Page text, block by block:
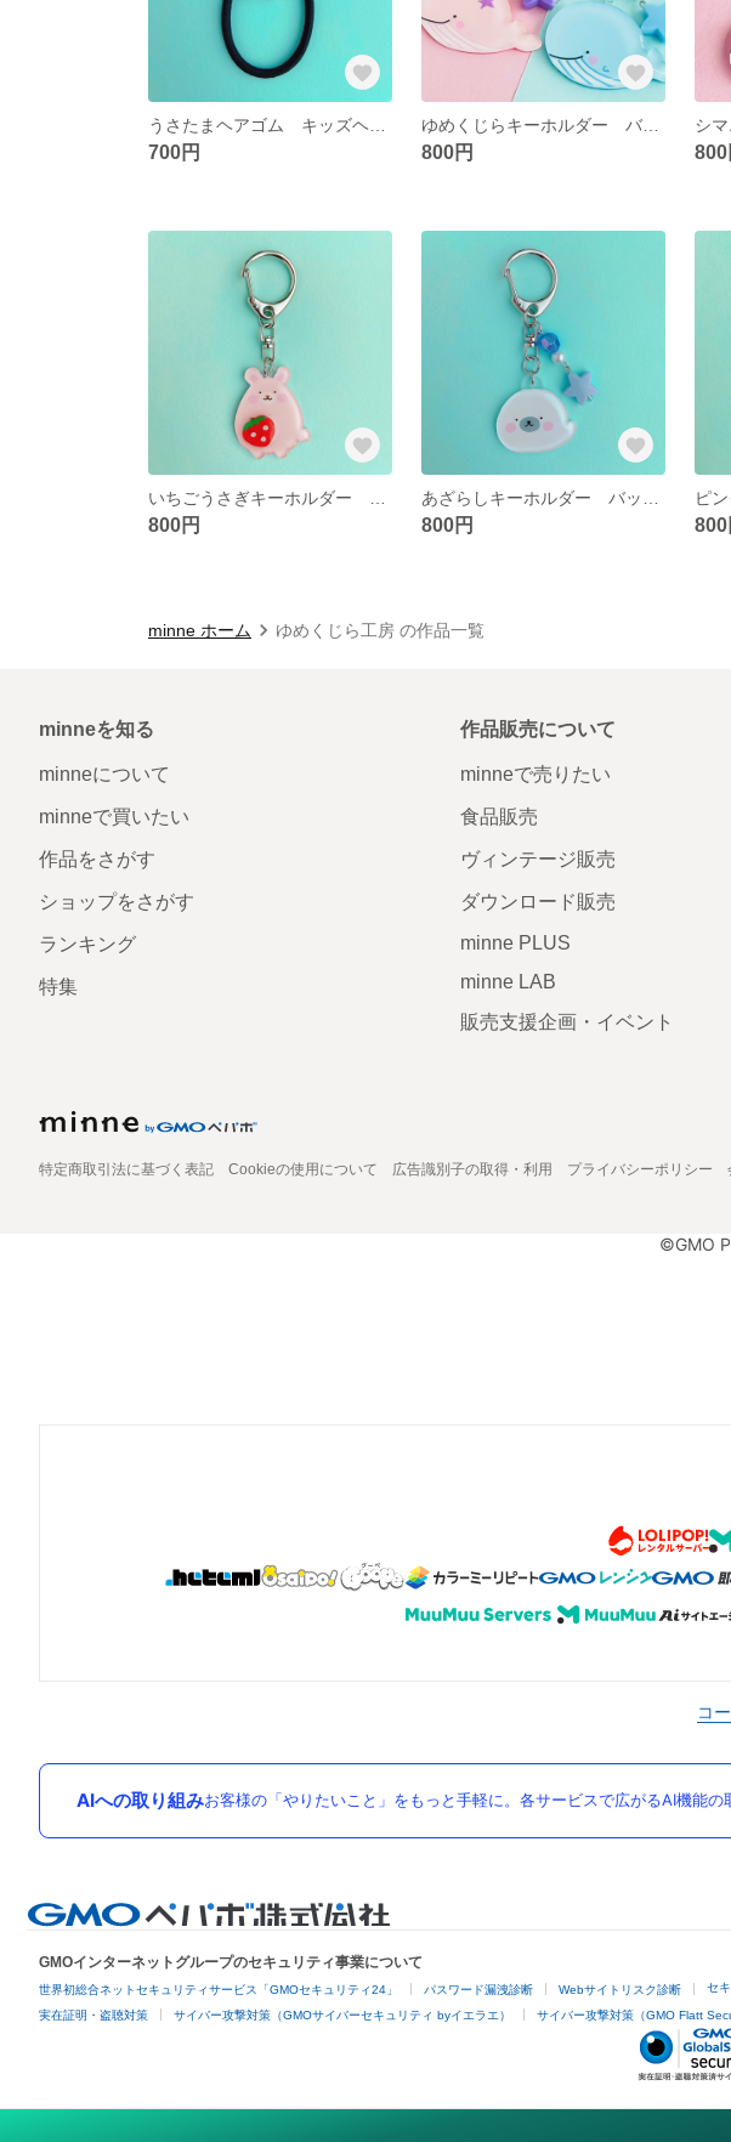
700円
ゆめくじらキーホルダー バッグチャーム プチギフト
800円 800
800円 800円 800
minne ホーム ゆめくじら工房 の作品一覧
minneを知る
minneについて
minneで買いたい
作品をさがす
ショップをさがす
ランキング
特集
作品販売について
minneで売りたい
食品販売
ヴィンテージ販売
ダウンロード販売
minne PLUS
minne LAB
販売支援企画・イベント
特定商取引法に基づく表記 Cookieの使用について 広告識別子の取得・利用 プライバシーポリシー
©GMO
コ
AIへの取り組みお客様の「やりたいこと」をもっと手軽に。各サービスで広がるAI機能の
GMOインターネットグループのセキュリティ事業について
世界初総合ネットセキュリティサービス「GMOセキュリティ24」 パスワード漏洩診断 Webサイトリスク診断 セ
実在証明・盗聴対策 サイバー攻撃対策（GMOサイバーセキュリティ byイエラエ） サイバー攻撃対策（GMO Flatt